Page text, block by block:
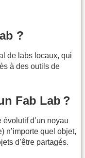
?
de labs locaux, qui
à des outils de
Fab Lab ?
d’un noyau
n’importe quel objet,
d’être partagés.